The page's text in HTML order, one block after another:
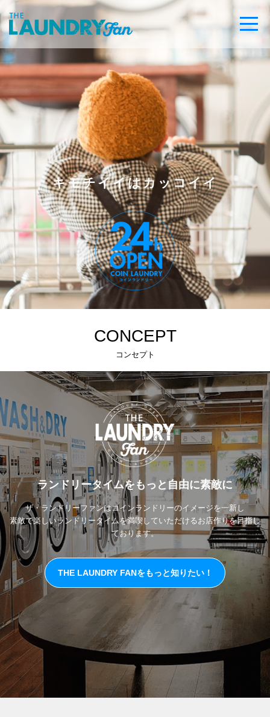
キモチイイはカッコイイ
CONCEPT
コンセプト
ランドリータイムをもっと自由に素敵に
ザ・ランドリーファンはコインランドリーのイメージを一新し
素敵で楽しいランドリータイムを満喫していただけるお店作りを目指し
ております。
THE LAUNDRY FANをもっと知りたい！